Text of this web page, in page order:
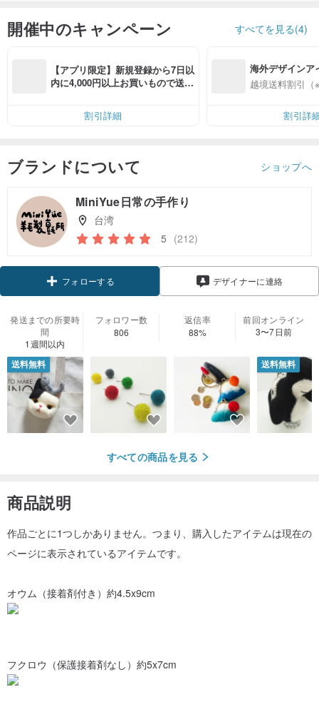
開催中のキャンペーン すべてを見る(4)
【アプリ限定】新規登録から7日以
内に4,000円以上お買いもので送料
割引詳細
海外デザインア
入
越境送料割引（
割引詳
ブランドについて ショップへ
MiniYue日常の手作り
台湾
5 (212)
フォローする
デザイナーに連絡
発送までの所要時
間
1週間以内
フォロワー数
806
返信率
88%
前回オンライン
3〜7日前
送料無料 送料無料
すべての商品を見る
商品説明
作品ごとに1つしかありません。つまり、購入したアイテムは現在の
ページに表示されているアイテムです。
オウム（接着剤付き）約4.5x9cm
フクロウ（保護接着剤なし）約5x7cm